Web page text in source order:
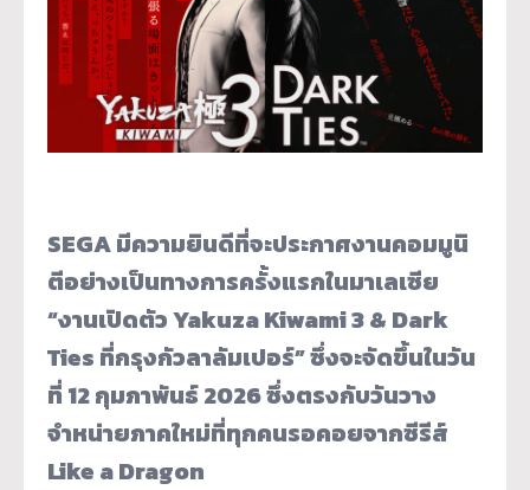
SEGAมีความยินดีที่จะประกาศงานคอมมูนิ
ตีอย่างเป็นทางการครั้งแรกในมาเลเซีย
“งานเปิดตัวYakuza Kiwami 3 & Dark
Ties ที่กรุงกัวลาลัมเปอร์” ซึ่งจะจัดขึ้นในวัน
ที่ 12กุมภาพันธ์2026ซึ่งตรงกับวันวาง
จำหน่ายภาคใหม่ที่ทุกคนรอคอยจากซีรีส์
Like a Dragon